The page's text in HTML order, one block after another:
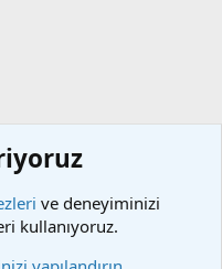
ve deneyiminizi
kullanıyoruz.